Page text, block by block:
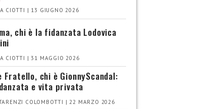
CIOTTI | 13 GIUGNO 2026
chi è la fidanzata Lodovica
CIOTTI | 31 MAGGIO 2026
Fratello, chi è GionnyScandal:
e vita privata
COLOMBOTTI | 22 MARZO 2026